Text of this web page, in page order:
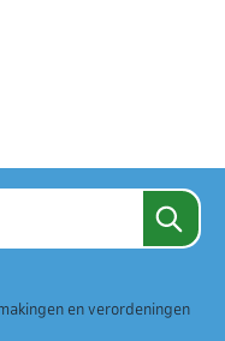
en verordeningen